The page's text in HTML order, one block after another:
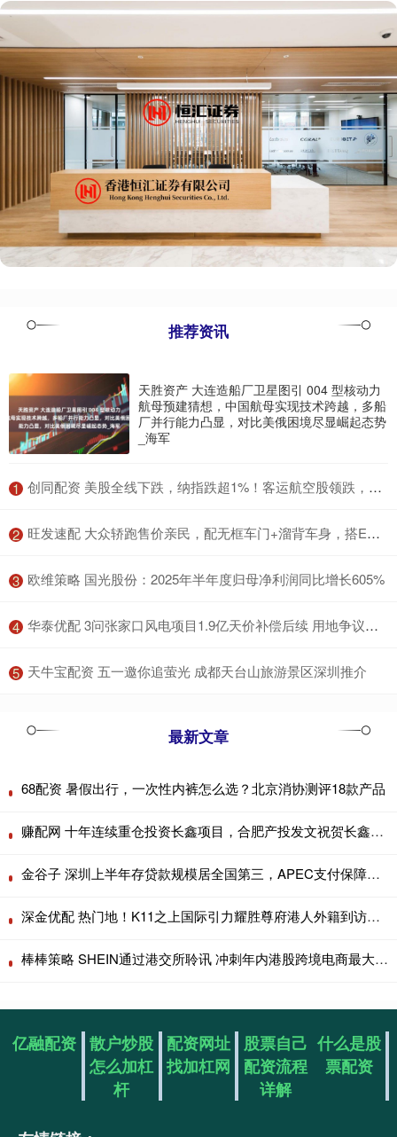
推荐资讯
天胜资产 大连造船厂卫星图引 004 型核动力
航母预建猜想，中国航母实现技术跨越，多船
厂并行能力凸显，对比美俄困境尽显崛起态势
_海军
1 ​创同配资 美股全线下跌，纳指跌超1%！客运航空股领跌，国际油价大涨
2 ​旺发速配 大众轿跑售价亲民，配无框车门+溜背车身，搭EA888 20高功率引擎
3 ​欧维策略 国光股份：2025年半年度归母净利润同比增长605%
4 ​华泰优配 3问张家口风电项目1.9亿天价补偿后续 用地争议待解
5 ​天牛宝配资 五一邀你追萤光 成都天台山旅游景区深圳推介
最新文章
68配资 暑假出行，一次性内裤怎么选？北京消协测评18款产品
赚配网 十年连续重仓投资长鑫项目，合肥产投发文祝贺长鑫科技上市
金谷子 深圳上半年存贷款规模居全国第三，APEC支付保障全面升级
深金优配 热门地！K11之上国际引力耀胜尊府港人外籍到访即定创新高
棒棒策略 SHEIN通过港交所聆讯 冲刺年内港股跨境电商最大IPO
亿融配资 散户炒股
怎么加杠
杆
配资网址
找加杠网
股票自己
配资流程
详解
什么是股
票配资